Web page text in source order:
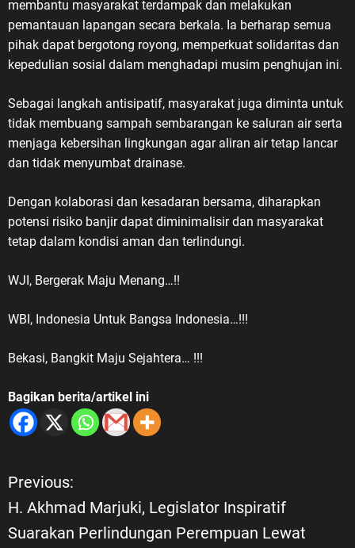
membantu masyarakat terdampak dan melakukan
pemantauan lapangan secara berkala. Ia berharap semua
pihak dapat bergotong royong, memperkuat solidaritas dan
kepedulian sosial dalam menghadapi musim penghujan ini.
Sebagai langkah antisipatif, masyarakat juga diminta untuk
tidak membuang sampah sembarangan ke saluran air serta
menjaga kebersihan lingkungan agar aliran air tetap lancar
dan tidak menyumbat drainase.
Dengan kolaborasi dan kesadaran bersama, diharapkan
potensi risiko banjir dapat diminimalisir dan masyarakat
tetap dalam kondisi aman dan terlindungi.
WJI, Bergerak Maju Menang…!!
WBI, Indonesia Untuk Bangsa Indonesia…!!!
Bekasi, Bangkit Maju Sejahtera… !!!
Bagikan berita/artikel ini
N
a
Previous:
H. Akhmad Marjuki, Legislator Inspiratif
Suarakan Perlindungan Perempuan Lewat